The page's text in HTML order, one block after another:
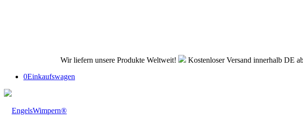
Wir liefern unsere Produkte Weltweit! Kostenloser Versand innerhalb DE
0Einkaufswagen